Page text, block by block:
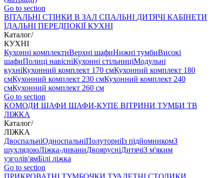
Go to section
ВIТАЛЬНI СТІНКИ В ЗАЛ СПАЛЬНІ ДИТЯЧІ КАБІНЕТИ
ЇДАЛЬНI ПЕРЕДПОКІЇ КУХНІ
Каталог/
КУХНІ
Кухонні комплектиВерхні шафиНижні тумбиВисокі
шафиПолиці навісніКухонні стільниціМодульні
кухніКухонний комплект 170 смКухонний комплект 180
смКухонний комплект 230 смКухонний комплект 240
смКухонний комплект 260 см
Go to section
КОМОДИ ШАФИ ШАФИ-КУПЕ ВІТРИНИ ТУМБИ ТВ
ЛІЖКА
Каталог/
ЛІЖКА
ДвоспальніОдноспальніПолуторніІз підйомникомЗ
шухлядоюЛіжка-диваниДвоярусніДитячіЗ м'яким
узголів'ямБілі ліжка
Go to section
ПРИКРОВАТНІ ТУМБОЧКИ ТУАЛЕТНІ СТОЛИКИ